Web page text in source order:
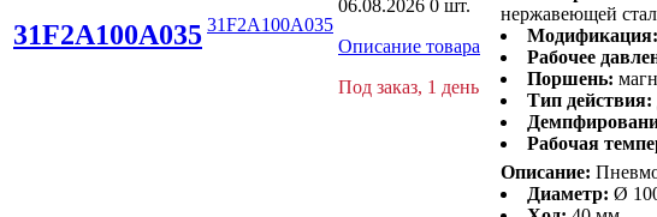
31F2A100A035 31F2A100A035
06.08.2026 0 шт.
Описание товара
Под заказ, 1 день
нержавеющей
Модификация:
Рабочее
Поршень:
Тип действия:
Рабочая
Описание:
Диаметр: Ø